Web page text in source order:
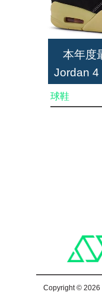
本年度
Jordan 4
球鞋
Copyright © 2026